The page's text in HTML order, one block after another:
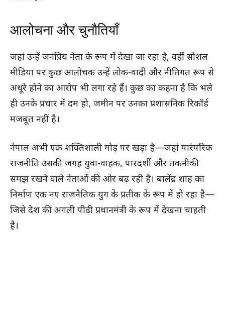
आलोचना और चुनौतियाँ
जहां उन्हें जनप्रिय नेता के रूप में देखा जा रहा है, वहीं सोशल
मीडिया पर कुछ आलोचक उन्हें लोक-वादी और नीतिगत रूप से
अधूरे होने का आरोप भी लगा रहे हैं। कुछ का कहना है कि भले
ही उनके प्रचार में दम हो, जमीन पर उनका प्रशासनिक रिकॉर्ड
मजबूत नहीं है।
नेपाल अभी एक शक्तिशाली मोड़ पर खड़ा है—जहां पारंपरिक
राजनीति उसकी जगह युवा-वाहक, पारदर्शी और तकनीकी
समझ रखने वाले नेताओं की ओर बढ़ रही है। बालेंद्र शाह का
निर्माण एक नए राजनैतिक युग के प्रतीक के रूप में हो रहा है—
जिसे देश की अगली पीढ़ी प्रधानमंत्री के रूप में देखना चाहती
है।